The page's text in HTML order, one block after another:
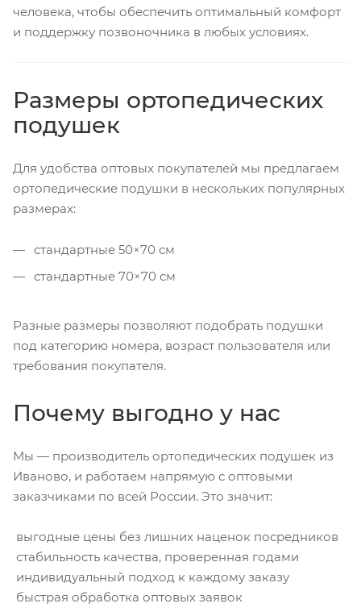
человека, чтобы обеспечить оптимальный комфорт
и поддержку позвоночника в любых условиях.
Размеры ортопедических
подушек
Для удобства оптовых покупателей мы предлагаем
ортопедические подушки в нескольких популярных
размерах:
стандартные 50×70 см
стандартные 70×70 см
Разные размеры позволяют подобрать подушки
под категорию номера, возраст пользователя или
требования покупателя.
Почему выгодно у нас
Мы — производитель ортопедических подушек из
Иваново, и работаем напрямую с оптовыми
заказчиками по всей России. Это значит:
выгодные цены без лишних наценок посредников
стабильность качества, проверенная годами
индивидуальный подход к каждому заказу
быстрая обработка оптовых заявок